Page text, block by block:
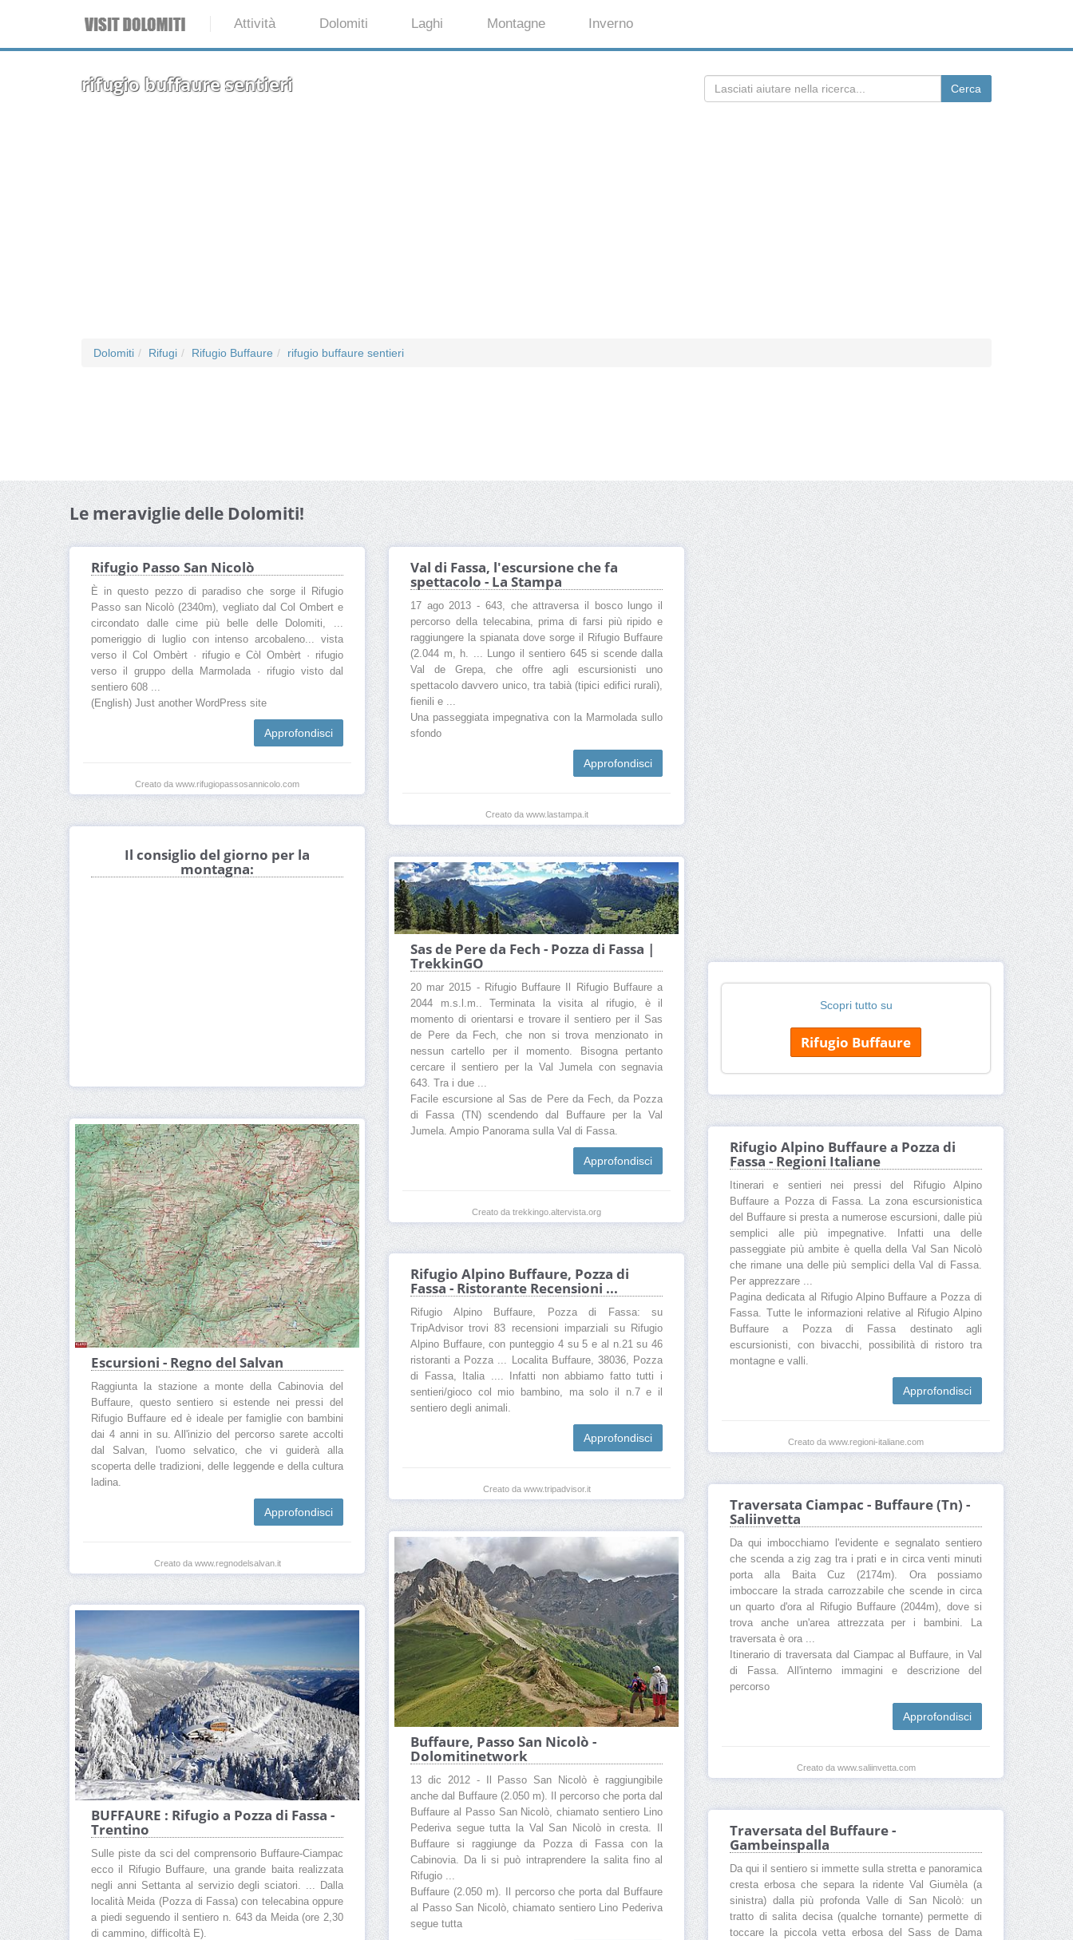
Attività Dolomiti Laghi Montagne Inverno
rifugio buffaure sentieri
Dolomiti Rifugi Rifugio Buffaure rifugio buffaure sentieri
Le meraviglie delle Dolomiti!
Rifugio Passo San Nicolò
È in questo pezzo di paradiso che sorge il Rifugio
Passo san Nicolò (2340m), vegliato dal Col Ombert e
circondato dalle cime più belle delle Dolomiti, ...
pomeriggio di luglio con intenso arcobaleno... vista
verso il Col Ombèrt · rifugio e Còl Ombèrt · rifugio
verso il gruppo della Marmolada · rifugio visto dal
sentiero 608 ...
(English) Just another WordPress site
Approfondisci
Creato da www.rifugiopassosannicolo.com
Val di Fassa, l'escursione che fa
spettacolo - La Stampa
17 ago 2013 - 643, che attraversa il bosco lungo il
percorso della telecabina, prima di farsi più ripido e
raggiungere la spianata dove sorge il Rifugio Buffaure
(2.044 m, h. ... Lungo il sentiero 645 si scende dalla
Val de Grepa, che offre agli escursionisti uno
spettacolo davvero unico, tra tabià (tipici edifici rurali),
fienili e ...
Una passeggiata impegnativa con la Marmolada sullo
sfondo
Approfondisci
Creato da www.lastampa.it
Scopri tutto su
Rifugio Buffaure
Il consiglio del giorno per la
montagna:
Sas de Pere da Fech - Pozza di Fassa |
TrekkinGO
20 mar 2015 - Rifugio Buffaure Il Rifugio Buffaure a
2044 m.s.l.m.. Terminata la visita al rifugio, è il
momento di orientarsi e trovare il sentiero per il Sas
de Pere da Fech, che non si trova menzionato in
nessun cartello per il momento. Bisogna pertanto
cercare il sentiero per la Val Jumela con segnavia
643. Tra i due ...
Facile escursione al Sas de Pere da Fech, da Pozza
di Fassa (TN) scendendo dal Buffaure per la Val
Jumela. Ampio Panorama sulla Val di Fassa.
Approfondisci
Creato da trekkingo.altervista.org
Escursioni - Regno del Salvan
Raggiunta la stazione a monte della Cabinovia del
Buffaure, questo sentiero si estende nei pressi del
Rifugio Buffaure ed è ideale per famiglie con bambini
dai 4 anni in su. All'inizio del percorso sarete accolti
dal Salvan, l'uomo selvatico, che vi guiderà alla
scoperta delle tradizioni, delle leggende e della cultura
ladina.
Approfondisci
Creato da www.regnodelsalvan.it
Rifugio Alpino Buffaure a Pozza di
Fassa - Regioni Italiane
Itinerari e sentieri nei pressi del Rifugio Alpino
Buffaure a Pozza di Fassa. La zona escursionistica
del Buffaure si presta a numerose escursioni, dalle più
semplici alle più impegnative. Infatti una delle
passeggiate più ambite è quella della Val San Nicolò
che rimane una delle più semplici della Val di Fassa.
Per apprezzare ...
Pagina dedicata al Rifugio Alpino Buffaure a Pozza di
Fassa. Tutte le informazioni relative al Rifugio Alpino
Buffaure a Pozza di Fassa destinato agli
escursionisti, con bivacchi, possibilità di ristoro tra
montagne e valli.
Approfondisci
Creato da www.regioni-italiane.com
Rifugio Alpino Buffaure, Pozza di
Fassa - Ristorante Recensioni ...
Rifugio Alpino Buffaure, Pozza di Fassa: su
TripAdvisor trovi 83 recensioni imparziali su Rifugio
Alpino Buffaure, con punteggio 4 su 5 e al n.21 su 46
ristoranti a Pozza ... Localita Buffaure, 38036, Pozza
di Fassa, Italia .... Infatti non abbiamo fatto tutti i
sentieri/gioco col mio bambino, ma solo il n.7 e il
sentiero degli animali.
Approfondisci
Creato da www.tripadvisor.it
Traversata Ciampac - Buffaure (Tn) -
Saliinvetta
Da qui imbocchiamo l'evidente e segnalato sentiero
che scenda a zig zag tra i prati e in circa venti minuti
porta alla Baita Cuz (2174m). Ora possiamo
imboccare la strada carrozzabile che scende in circa
un quarto d'ora al Rifugio Buffaure (2044m), dove si
trova anche un'area attrezzata per i bambini. La
traversata è ora ...
Itinerario di traversata dal Ciampac al Buffaure, in Val
di Fassa. All'interno immagini e descrizione del
percorso
Approfondisci
Creato da www.saliinvetta.com
Buffaure, Passo San Nicolò -
Dolomitinetwork
13 dic 2012 - Il Passo San Nicolò è raggiungibile
anche dal Buffaure (2.050 m). Il percorso che porta dal
Buffaure al Passo San Nicolò, chiamato sentiero Lino
Pederiva segue tutta la Val San Nicolò in cresta. Il
Buffaure si raggiunge da Pozza di Fassa con la
Cabinovia. Da li si può intraprendere la salita fino al
Rifugio ...
Buffaure (2.050 m). Il percorso che porta dal Buffaure
al Passo San Nicolò, chiamato sentiero Lino Pederiva
segue tutta
BUFFAURE : Rifugio a Pozza di Fassa -
Trentino
Sulle piste da sci del comprensorio Buffaure-Ciampac
ecco il Rifugio Buffaure, una grande baita realizzata
negli anni Settanta al servizio degli sciatori. ... Dalla
località Meida (Pozza di Fassa) con telecabina oppure
a piedi seguendo il sentiero n. 643 da Meida (ore 2,30
di cammino, difficoltà E).
Traversata del Buffaure -
Gambeinspalla
Da qui il sentiero si immette sulla stretta e panoramica
cresta erbosa che separa la ridente Val Giumèla (a
sinistra) dalla più profonda Valle di San Nicolò: un
tratto di salita decisa (qualche tornante) permette di
toccare la piccola vetta erbosa del Sass de Dama